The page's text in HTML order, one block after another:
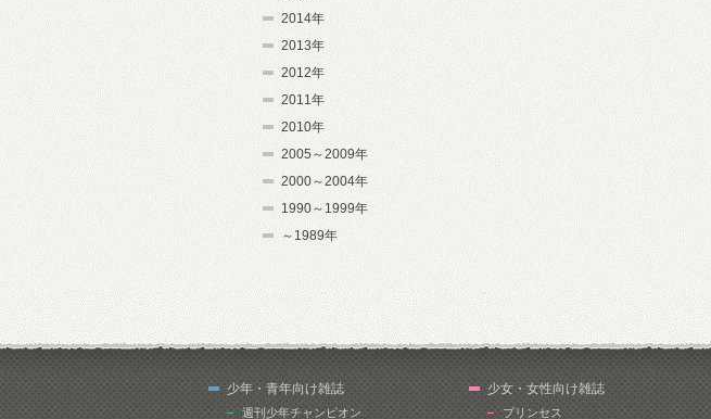
2014年
2013年
2012年
2011年
2010年
2005～2009年
2000～2004年
1990～1999年
～1989年
少年・青年向け雑誌
週刊少年チャンピオン
少女・女性向け雑誌
プリンセス